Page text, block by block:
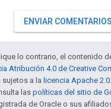
ENVIAR COMENTARIOS
lo contrario, el contenido
Atribución 4.0 de Creative
a la licencia Apache 2.0
las políticas del sitio de
de Oracle o sus